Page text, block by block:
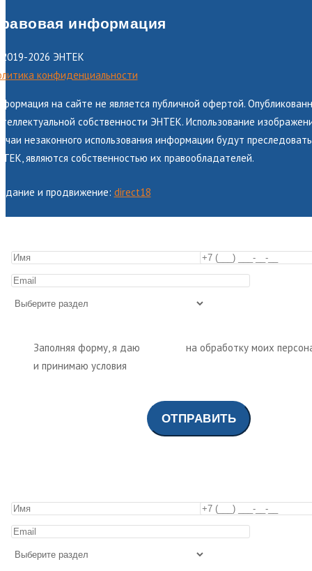
информация
2026 ЭНТЕК
конфиденциальности
на сайте не является публичной офертой.
собственности ЭНТЕК. Использование
незаконного использования информации будут
являются собственностью их правообладателей.
и продвижение: direct18
Заполняя форму, я даю
на обработку моих
и принимаю условия